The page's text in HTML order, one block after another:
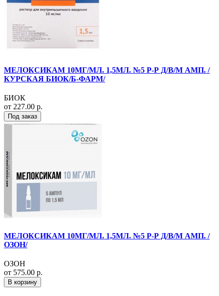
МЕЛОКСИКАМ 10МГ/МЛ. 1,5МЛ. №5 Р-Р Д/В/М АМП. /
КУРСКАЯ БИОК/Б-ФАРМ/
БИОК
от 227.00 р.
Под заказ
МЕЛОКСИКАМ 10МГ/МЛ. 1,5МЛ. №5 Р-Р Д/В/М АМП. /
ОЗОН/
ОЗОН
от 575.00 р.
В корзину